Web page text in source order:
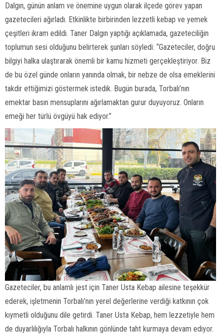
Dalgın, günün anlam ve önemine uygun olarak ilçede görev yapan
gazetecileri ağırladı. Etkinlikte birbirinden lezzetli kebap ve yemek
çeşitleri ikram edildi. Taner Dalgın yaptığı açıklamada, gazeteciliğin
toplumun sesi olduğunu belirterek şunları söyledi: “Gazeteciler, doğru
bilgiyi halka ulaştırarak önemli bir kamu hizmeti gerçekleştiriyor. Biz
de bu özel günde onların yanında olmak, bir nebze de olsa emeklerini
takdir ettiğimizi göstermek istedik. Bugün burada, Torbalı’nın
emektar basın mensuplarını ağırlamaktan gurur duyuyoruz. Onların
emeği her türlü övgüyü hak ediyor.”
Gazeteciler, bu anlamlı jest için Taner Usta Kebap ailesine teşekkür
ederek, işletmenin Torbalı’nın yerel değerlerine verdiği katkının çok
kıymetli olduğunu dile getirdi. Taner Usta Kebap, hem lezzetiyle hem
de duyarlılığıyla Torbalı halkının gönlünde taht kurmaya devam ediyor.